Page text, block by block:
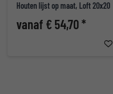
Houten lijst op maat, Loft 20x20
vanaf € 54,70 *